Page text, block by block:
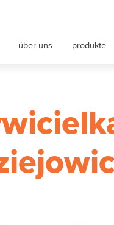
über uns produkte